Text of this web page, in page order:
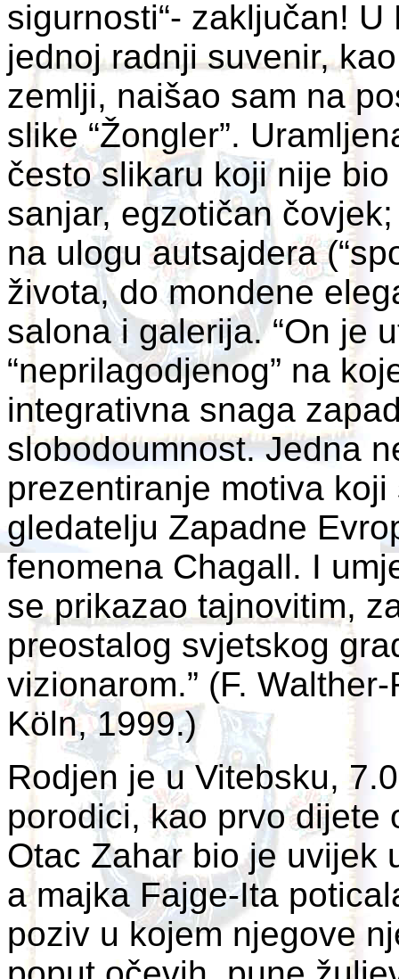
sigurnosti“- zaključan!
jednoj radnji suvenir,
zemlji, naišao sam na
slike “Žongler”.
često slikaru koji nije
sanjar, egzotičan
na ulogu autsajdera
života, do mondene
salona i galerija. “On je
“neprilagodjenog” na
integrativna snaga
slobodoumnost. Jedna
prezentiranje motiva
gledatelju Zapadne
fenomena Chagall. I
se prikazao tajnovitim,
preostalog svjetskog
vizionarom.” (F.
Köln, 1999.)
Rodjen je u Vitebsku,
porodici, kao prvo dijete
Otac Zahar bio je uvijek
a majka Fajge-Ita
poziv u kojem njegove